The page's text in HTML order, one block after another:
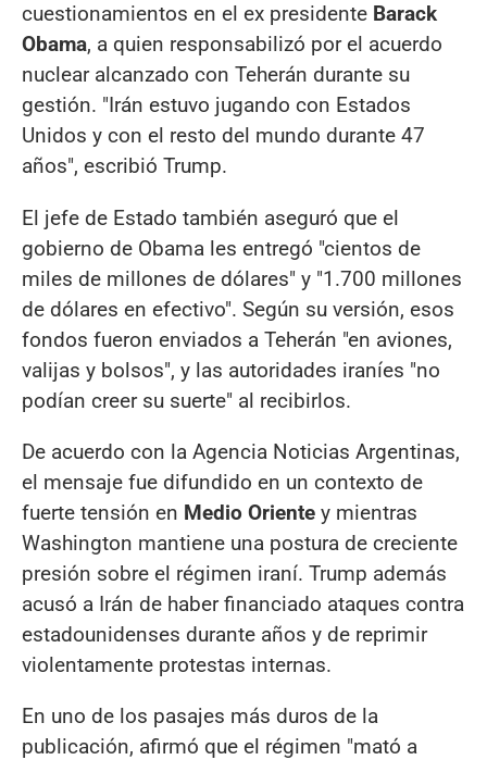
cuestionamientos en el ex presidente Barack
Obama, a quien responsabilizó por el acuerdo
nuclear alcanzado con Teherán durante su
gestión. "Irán estuvo jugando con Estados
Unidos y con el resto del mundo durante 47
años", escribió Trump.
El jefe de Estado también aseguró que el
gobierno de Obama les entregó "cientos de
miles de millones de dólares" y "1.700 millones
de dólares en efectivo". Según su versión, esos
fondos fueron enviados a Teherán "en aviones,
valijas y bolsos", y las autoridades iraníes "no
podían creer su suerte" al recibirlos.
De acuerdo con la Agencia Noticias Argentinas,
el mensaje fue difundido en un contexto de
fuerte tensión en Medio Oriente y mientras
Washington mantiene una postura de creciente
presión sobre el régimen iraní. Trump además
acusó a Irán de haber financiado ataques contra
estadounidenses durante años y de reprimir
violentamente protestas internas.
En uno de los pasajes más duros de la
publicación, afirmó que el régimen "mató a